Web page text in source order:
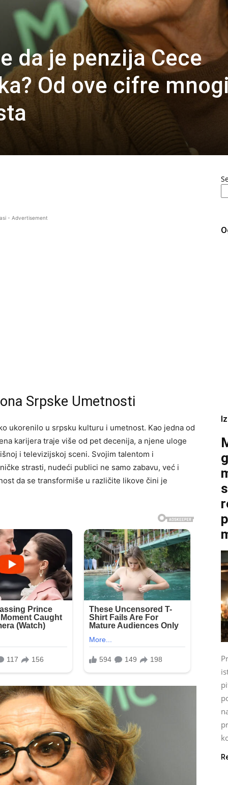
da je penzija Cece
Od ove cifre
- Advertisement
Srpske Umetnosti
ukorenilo u srpsku kulturu i umetnost. Kao jedna od
karijera traje više od pet decenija, a njene uloge
i televizijskoj sceni. Svojim talentom i
strasti, nudeći publici ne samo zabavu, već i
da se transformiše u različite likove čini je